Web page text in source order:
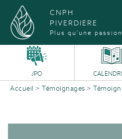
CNPH
PIVERDIERE
Plus qu'une
JPO
Accueil > Témoignages >